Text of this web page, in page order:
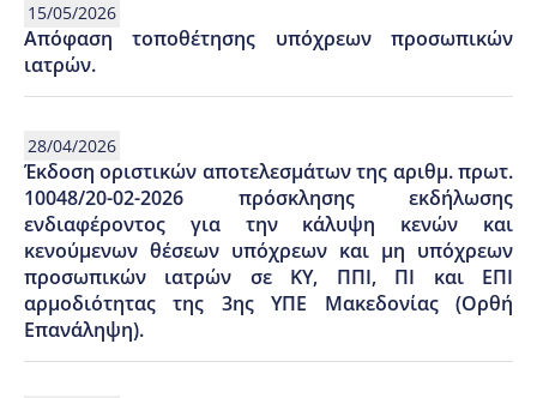
15/05/2026
Απόφαση τοποθέτησης υπόχρεων προσωπικών
ιατρών.
28/04/2026
Έκδοση οριστικών αποτελεσμάτων της αριθμ. πρωτ.
10048/20-02-2026 πρόσκλησης εκδήλωσης
ενδιαφέροντος για την κάλυψη κενών και
κενούμενων θέσεων υπόχρεων και μη υπόχρεων
προσωπικών ιατρών σε ΚΥ, ΠΠΙ, ΠΙ και ΕΠΙ
αρμοδιότητας της 3ης ΥΠΕ Μακεδονίας (Ορθή
Επανάληψη).